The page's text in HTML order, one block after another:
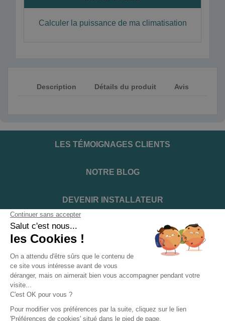
Calculer la puissance de ma climatisation
Description Détails du produit Avis
LES TÉMOIGNAGES CLIENTS
NOTRE BLOG
DEVENIR INSTALLATEUR
NOTRE SERVICE APRÈS VENTE
NOS PARTENAIRES OFFICIELS
INFORMATIONS ET CONDITIONS